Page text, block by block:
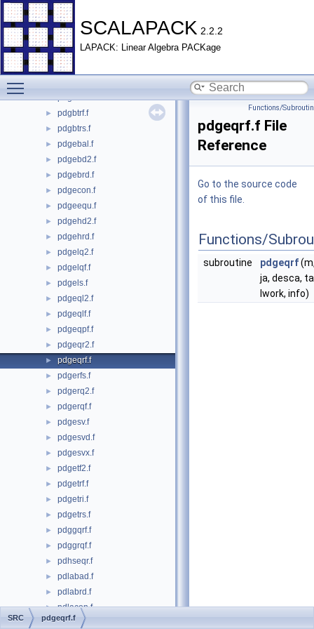
SCALAPACK 2.2.2
LAPACK: Linear Algebra PACKage
► pddbtrs.f
► pddbtrsv.f
► pddtsv.f
► pddttrf.f
► pddttrs.f
► pdgbsv.f
► pdgbtrf.f
► pdgbtrs.f
► pdgebal.f
► pdgebd2.f
► pdgebrd.f
► pdgecon.f
► pdgeequ.f
► pdgehd2.f
► pdgehrd.f
► pdgelq2.f
► pdgelqf.f
► pdgels.f
► pdgeql2.f
► pdgeqlf.f
► pdgeqpf.f
► pdgeqr2.f
► pdgeqrf.f
► pdgerfs.f
► pdgerq2.f
► pdgerqf.f
► pdgesv.f
► pdgesvd.f
► pdgesvx.f
► pdgetf2.f
► pdgetrf.f
► pdgetri.f
► pdgetrs.f
► pdggqrf.f
► pdggrqf.f
► pdhseqr.f
► pdlabad.f
► pdlabrd.f
► pdlacon.f
► pdlaconsb.f
Functions/
pdgeqrf.f File
Reference
Go to the source code
of this file.
Functions/
subroutine pdgeqrf
ja, desca,
lwork, info)
SRC pdgeqrf.f